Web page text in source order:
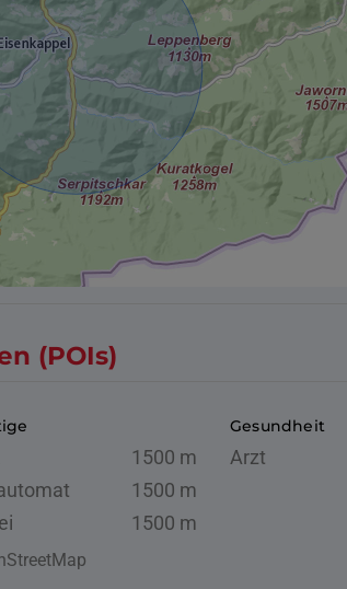
(POIs)
1500 m
1500 m
1500 m
Gesundheit
Arzt